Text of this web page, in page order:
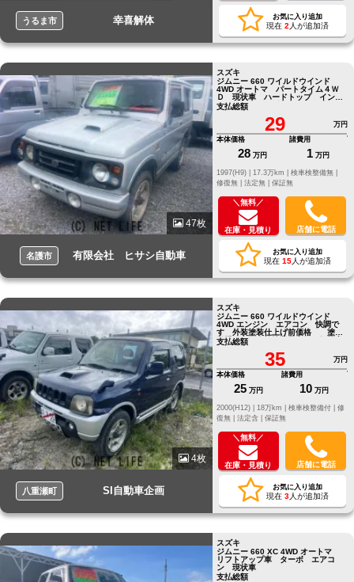
うるま市 幸喜解体 お気に入り追加
現在 2 人が追加済
47枚
名護市 有限会社 ヒサシ自動車
スズキ
ジムニー 660 ワイルドウインド
4WD オートマ パートタイム４Ｗ
Ｄ 現状車 ハードトップ インタ
ークーラーターボ
支払総額
29
万円
本体価格
28 万円
諸費用
1 万円
修復無 | 法定無 | 保証無
＼無料／
在庫・見積り 店舗に電話
お気に入り追加
現在 15人が追加済
4枚
八重瀬町 SI自動車企画
スズキ
ジムニー 660 ワイルドウインド
4WD エンジン エアコン 快調で
す 外装塗装仕上げ前価格 塗装
工場が空き次第塗装予定 価格変
更
支払総額
35
万円
本体価格
25 万円
諸費用
10 万円
修
復無 | 法定含 | 保証無
＼無料／
在庫・見積り 店舗に電話
お気に入り追加
現在 3人が追加済
スズキ
ジムニー 660 XC 4WD オートマ
リフトアップ車 ターボ エアコ
ン 現状車
支払総額